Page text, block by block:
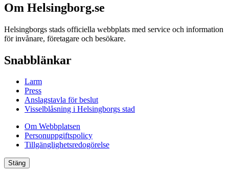
Om Helsingborg.se
Helsingborgs stads officiella webbplats med service och information
för invånare, företagare och besökare.
Snabblänkar
Larm
Press
Anslagstavla för beslut
Visselblåsning i Helsingborgs stad
Om Webbplatsen
Personuppgiftspolicy
Tillgänglighetsredogörelse
Stäng